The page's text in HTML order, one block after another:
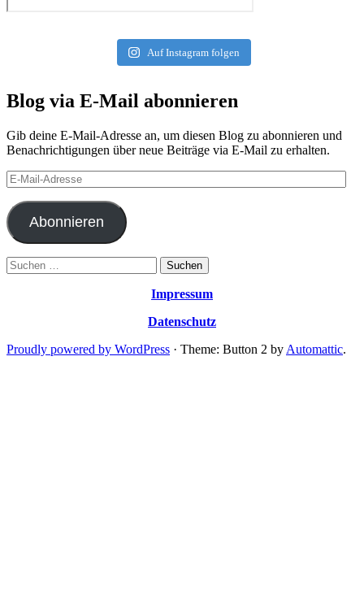
Auf Instagram folgen
Blog via E-Mail abonnieren
Gib deine E-Mail-Adresse an, um diesen Blog zu abonnieren und
Benachrichtigungen über neue Beiträge via E-Mail zu erhalten.
E-
Mail-
Adresse
Abonnieren
Suchen
nach:
Impressum
Datenschutz
Proudly powered by WordPress · Theme: Button 2 by Automattic.